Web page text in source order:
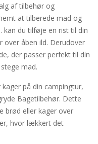
af tilbehør og
at tilberede mad og
kan du tilføje en rist til din
over åben ild. Derudover
der passer perfekt til din
mad.
på din campingtur,
Bagetilbehør. Dette
brød eller kager over
hvor lækkert det